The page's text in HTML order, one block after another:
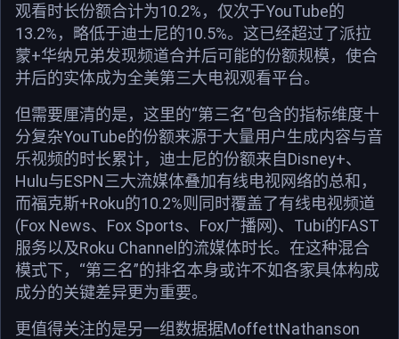
观看时长份额合计为10.2%，仅次于YouTube的
13.2%，略低于迪士尼的10.5%。这已经超过了派拉
蒙+华纳兄弟发现频道合并后可能的份额规模，使合
并后的实体成为全美第三大电视观看平台。
但需要厘清的是，这里的“第三名”包含的指标维度十
分复杂YouTube的份额来源于大量用户生成内容与音
乐视频的时长累计，迪士尼的份额来自Disney+、
Hulu与ESPN三大流媒体叠加有线电视网络的总和，
而福克斯+Roku的10.2%则同时覆盖了有线电视频道
(Fox News、Fox Sports、Fox广播网)、Tubi的FAST
服务以及Roku Channel的流媒体时长。在这种混合
模式下，“第三名”的排名本身或许不如各家具体构成
成分的关键差异更为重要。
更值得关注的是另一组数据据MoffettNathanson